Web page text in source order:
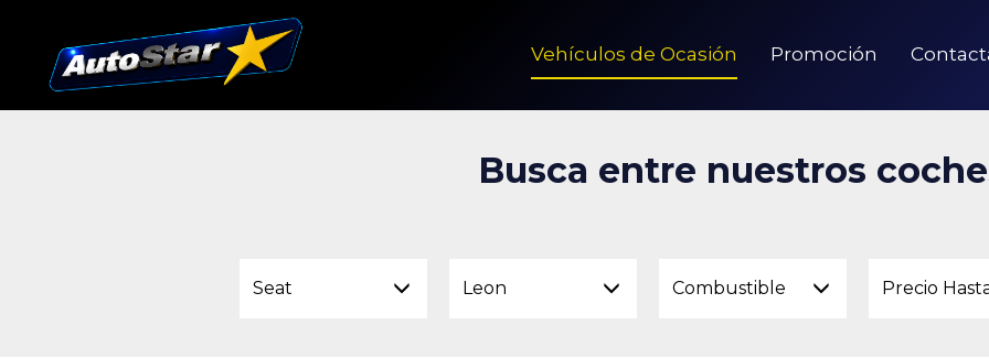
Vehículos de Ocasión Promoción
Busca entre nuestros
Seat Leon Combustible Precio